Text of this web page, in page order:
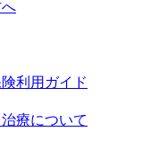
利用ガイド
療について